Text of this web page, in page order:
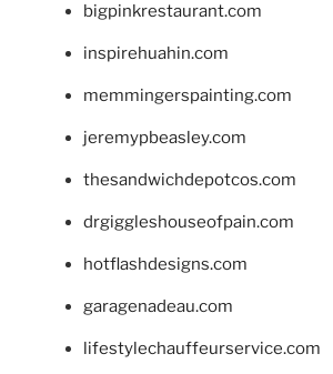
bigpinkrestaurant.com
inspirehuahin.com
memmingerspainting.com
jeremypbeasley.com
thesandwichdepotcos.com
drgiggleshouseofpain.com
hotflashdesigns.com
garagenadeau.com
lifestylechauffeurservice.com